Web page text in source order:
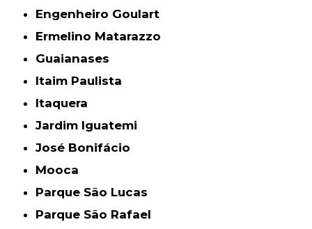
Engenheiro Goulart
Ermelino Matarazzo
Guaianases
Itaim Paulista
Itaquera
Jardim Iguatemi
José Bonifácio
Mooca
Parque São Lucas
Parque São Rafael